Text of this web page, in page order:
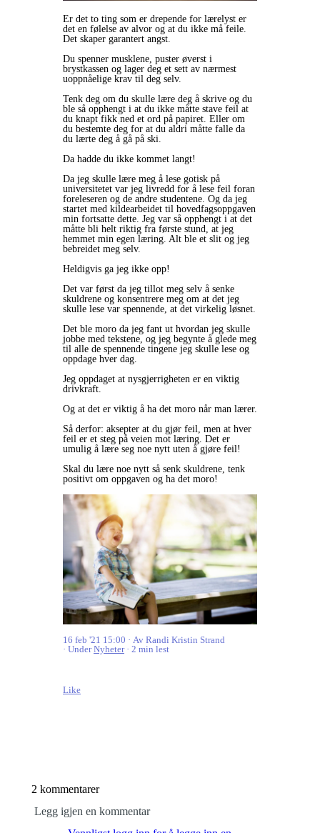
Er det to ting som er drepende for lærelyst er
det en følelse av alvor og at du ikke må feile.
Det skaper garantert angst.
Du spenner musklene, puster øverst i
brystkassen og lager deg et sett av nærmest
uoppnåelige krav til deg selv.
Tenk deg om du skulle lære deg å skrive og du
ble så opphengt i at du ikke måtte stave feil at
du knapt fikk ned et ord på papiret. Eller om
du bestemte deg for at du aldri måtte falle da
du lærte deg å gå på ski.
Da hadde du ikke kommet langt!
Da jeg skulle lære meg å lese gotisk på
universitetet var jeg livredd for å lese feil foran
foreleseren og de andre studentene. Og da jeg
startet med kildearbeidet til hovedfagsoppgaven
min fortsatte dette. Jeg var så opphengt i at det
måtte bli helt riktig fra første stund, at jeg
hemmet min egen læring. Alt ble et slit og jeg
bebreidet meg selv.
Heldigvis ga jeg ikke opp!
Det var først da jeg tillot meg selv å senke
skuldrene og konsentrere meg om at det jeg
skulle lese var spennende, at det virkelig løsnet.
Det ble moro da jeg fant ut hvordan jeg skulle
jobbe med tekstene, og jeg begynte å glede meg
til alle de spennende tingene jeg skulle lese og
oppdage hver dag.
Jeg oppdaget at nysgjerrigheten er en viktig
drivkraft.
Og at det er viktig å ha det moro når man lærer.
Så derfor: aksepter at du gjør feil, men at hver
feil er et steg på veien mot læring. Det er
umulig å lære seg noe nytt uten å gjøre feil!
Skal du lære noe nytt så senk skuldrene, tenk
positivt om oppgaven og ha det moro!
16 feb '21 15:00
Av Randi Kristin Strand
UnderNyheter 2 min lest
Like
2 kommentarer
Legg igjen en kommentar